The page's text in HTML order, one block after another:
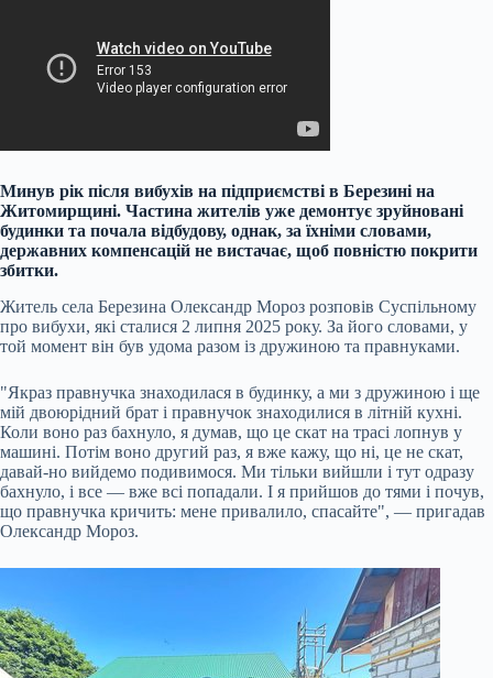
Минув рік після вибухів на підприємстві в Березині на
Житомирщині. Частина жителів уже демонтує зруйновані
будинки та почала відбудову, однак, за їхніми словами,
державних компенсацій не вистачає, щоб повністю покрити
збитки.
Житель села Березина Олександр Мороз розповів Суспільному
про вибухи, які сталися 2 липня 2025 року. За його словами, у
той момент він був удома разом із дружиною та правнуками.
"Якраз правнучка знаходилася в будинку, а ми з дружиною і ще
мій двоюрідний брат і правнучок знаходилися в літній кухні.
Коли воно раз бахнуло, я думав, що це скат на трасі лопнув у
машині. Потім воно другий раз, я вже кажу, що ні, це не скат,
давай-но вийдемо подивимося. Ми тільки вийшли і тут одразу
бахнуло, і все — вже всі попадали. І я прийшов до тями і почув,
що правнучка кричить: мене привалило, спасайте", — пригадав
Олександр Мороз.